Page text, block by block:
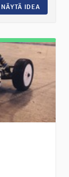
NÄYTÄ IDEA